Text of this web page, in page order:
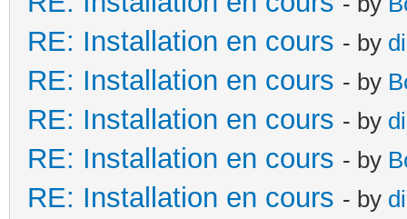
RE: Installation en cours - by
RE: Installation en cours - by
RE: Installation en cours - by
RE: Installation en cours - by
RE: Installation en cours - by